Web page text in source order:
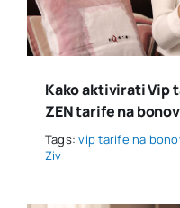
Kako aktivirati Vip
ZEN tarife na
Tags:vip tarife na
Ziv